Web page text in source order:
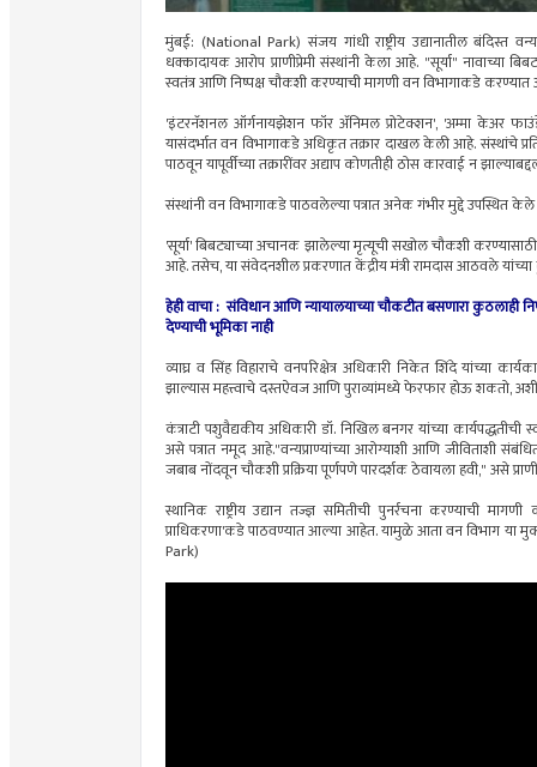
​मुंबई: (National Park) संजय गांधी राष्ट्रीय उद्यानातील बंदिस्त
धक्कादायक आरोप प्राणीप्रेमी संस्थांनी केला आहे. "सूर्या" नावाच्या
स्वतंत्र आणि निष्पक्ष चौकशी करण्याची मागणी वन विभागाकडे
​'इंटरनॅशनल ऑर्गनायझेशन फॉर ॲनिमल प्रोटेक्शन', 'अम्मा केअर
यासंदर्भात वन विभागाकडे अधिकृत तक्रार दाखल केली आहे. संस्थांचे
पाठवून यापूर्वीच्या तक्रारींवर अद्याप कोणतीही ठोस कारवाई न
​संस्थांनी वन विभागाकडे पाठवलेल्या पत्रात अनेक गंभीर मुद्दे उपस्थित
​'सूर्या' बिबट्याच्या अचानक झालेल्या मृत्यूची सखोल चौकशी
आहे. तसेच, या संवेदनशील प्रकरणात केंद्रीय मंत्री रामदास आठवले
हेही वाचा : संविधान आणि न्यायालयाच्या चौकटीत बसणारा कुठलाही
देण्याची भूमिका नाही
व्याघ्र व सिंह विहाराचे वनपरिक्षेत्र अधिकारी निकेत शिंदे यांच्या
झाल्यास महत्त्वाचे दस्तऐवज आणि पुराव्यांमध्ये फेरफार होऊ शकतो,
कंत्राटी पशुवैद्यकीय अधिकारी डॉ. निखिल बनगर यांच्या
असे पत्रात नमूद आहे."वन्यप्राण्यांच्या आरोग्याशी आणि जीविताशी
जबाब नोंदवून चौकशी प्रक्रिया पूर्णपणे पारदर्शक ठेवायला हवी," असे
​स्थानिक राष्ट्रीय उद्यान तज्ज्ञ समितीची पुनर्रचना करण्याची
प्राधिकरणा'कडे पाठवण्यात आल्या आहेत. यामुळे आता वन विभाग या
Park)